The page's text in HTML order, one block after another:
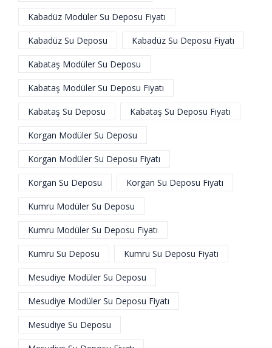
Kabadüz Modüler Su Deposu Fiyatı
Kabadüz Su Deposu Kabadüz Su Deposu Fiyatı
Kabataş Modüler Su Deposu
Kabataş Modüler Su Deposu Fiyatı
Kabataş Su Deposu Kabataş Su Deposu Fiyatı
Korgan Modüler Su Deposu
Korgan Modüler Su Deposu Fiyatı
Korgan Su Deposu Korgan Su Deposu Fiyatı
Kumru Modüler Su Deposu
Kumru Modüler Su Deposu Fiyatı
Kumru Su Deposu Kumru Su Deposu Fiyatı
Mesudiye Modüler Su Deposu
Mesudiye Modüler Su Deposu Fiyatı
Mesudiye Su Deposu